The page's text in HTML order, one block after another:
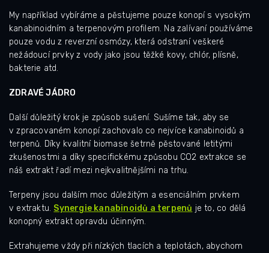
My například vybíráme a pěstujeme pouze konopí s vysokým
kanabinoidním a terpenovým profilem. Na zalívaní používáme
pouze vodu z reverzní osmózy, která odstraní veškeré
nežádoucí prvky z vody jako jsou těžké kovy, chlór, plísně,
bakterie atd.
ZDRAVÉ JÁDRO
Další důležitý krok je způsob sušení. Sušíme tak, aby se
v zpracovaném konopí zachovalo co nejvíce kanabinoidů a
terpenů. Díky kvalitní biomase šetrně pěstované letitými
zkušenostmi a díky specifickému způsobu CO2 extrakce se
náš extrakt řadí mezi nejkvalitnějšími na trhu.
Terpeny jsou dalším moc důležitým a esenciálním prvkem
v extraktu. Synergie kanabinoidů a terpenů je to, co dělá
konopný extrakt opravdu účinným.
Extrahujeme vždy při nízkých tlacích a teplotách, abychom